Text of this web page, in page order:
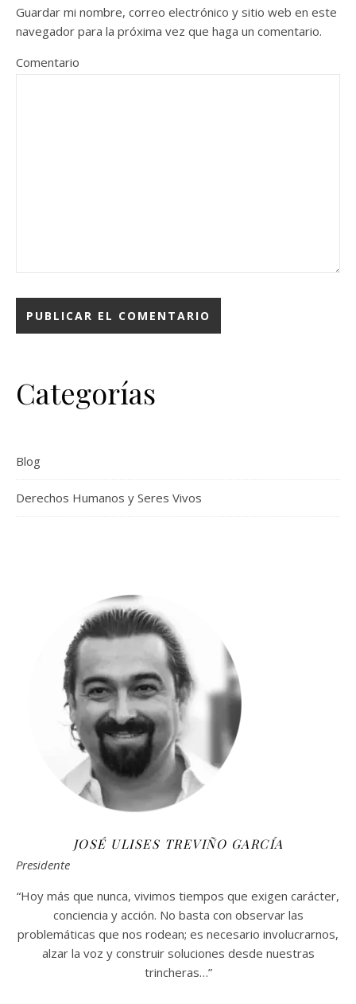
Guardar mi nombre, correo electrónico y sitio web en este
navegador para la próxima vez que haga un comentario.
Comentario
Categorías
Blog
Derechos Humanos y Seres Vivos
JOSÉ ULISES TREVIÑO GARCÍA
Presidente
“Hoy más que nunca, vivimos tiempos que exigen carácter,
conciencia y acción. No basta con observar las
problemáticas que nos rodean; es necesario involucrarnos,
alzar la voz y construir soluciones desde nuestras
trincheras…”